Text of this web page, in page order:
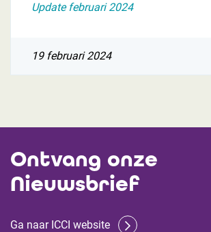
Update februari 2024
19 februari 2024
Ontvang onze
Nieuwsbrief
Ga naar ICCI website